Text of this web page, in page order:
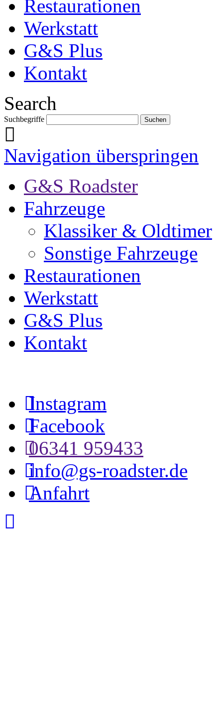
Restaurationen
Werkstatt
G&S Plus
Kontakt
Search
Suchbegriffe
Navigation überspringen
G&S Roadster
Fahrzeuge
Klassiker & Oldtimer
Sonstige Fahrzeuge
Restaurationen
Werkstatt
G&S Plus
Kontakt
Instagram
Facebook
06341 959433
info@gs-roadster.de
Anfahrt